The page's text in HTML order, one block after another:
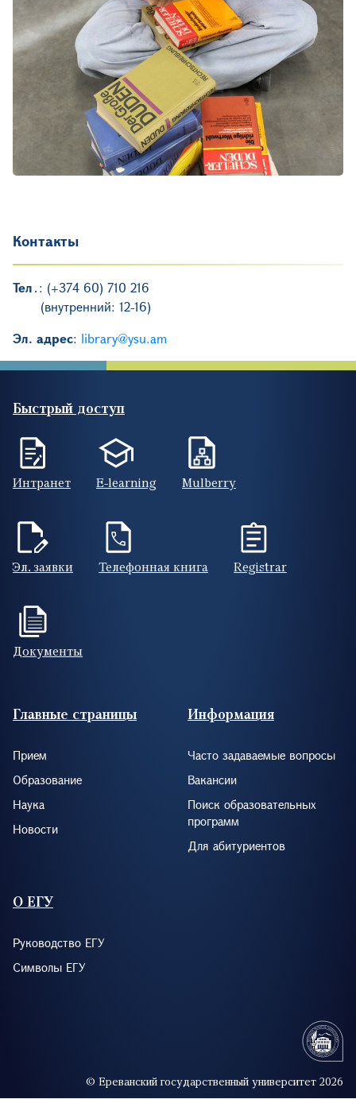
Контакты
Тел․: (+374 60) 710 216
(внутренний: 12-16)
Эл. адрес: library@ysu.am
Быстрый доступ
Интранет E-learning Mulberry
Эл. заявки Телефонная книга Registrar
Документы
Footer (RUS)
Главные страницы
Прием
Образование
Наука
Новости
Информация
Часто задаваемые вопросы
Вакансии
Поиск образовательных
программ
Для абитуриентов
О ЕГУ
Руководство ЕГУ
Символы ЕГУ
© Ереванский государственный университет 2026